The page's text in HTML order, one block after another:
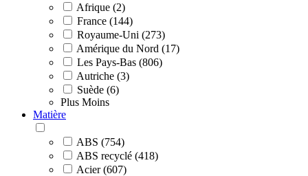
Afrique (2)
France (144)
Royaume-Uni (273)
Amérique du Nord (17)
Les Pays-Bas (806)
Autriche (3)
Suède (6)
Plus Moins
Matière
ABS (754)
ABS recyclé (418)
Acier (607)